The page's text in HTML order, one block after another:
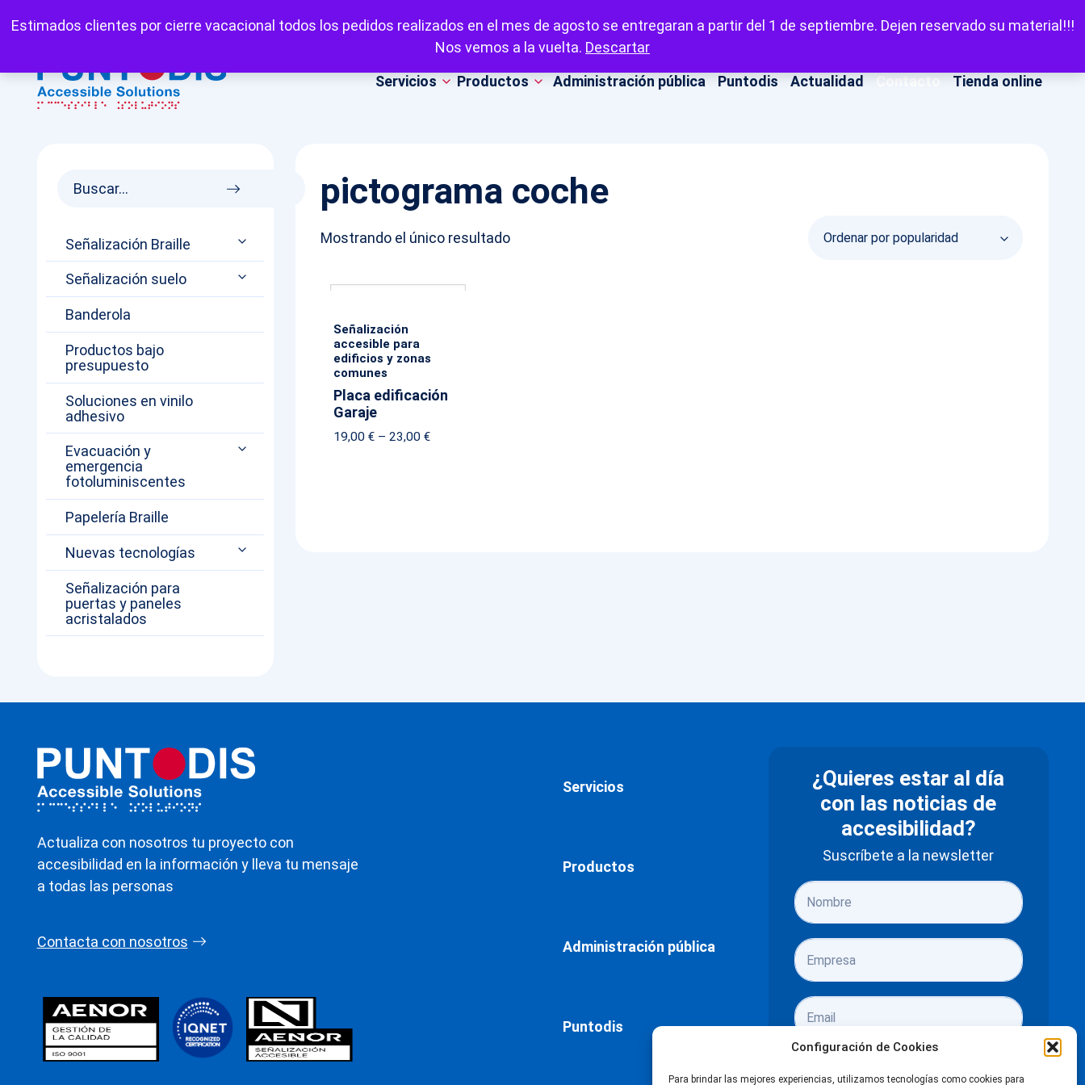
Configuración de Cookies
Para brindar las mejores experiencias, utilizamos tecnologías como cookies para
Estimados clientes por cierre vacacional todos los pedidos realizados en el mes de agosto se entregaran a partir del 1 de septiembre. Dejen reservado su material!!!
Nos vemos a la vuelta. Descartar
Mi cuenta Carrito Favoritos Escuchar
Servicios Productos Administración pública Puntodis Actualidad Contacto Tienda online
Señalización Braille
Señalización suelo
Banderola
Productos bajo
presupuesto
Soluciones en vinilo
adhesivo
Evacuación y
emergencia
fotoluminiscentes
Papelería Braille
Nuevas tecnologías
Señalización para
puertas y paneles
acristalados
pictograma coche
Mostrando el único resultado
Señalización
accesible para
edificios y zonas
comunes
Placa edificación
Garaje
19,00 € – 23,00 €Price
Actualiza con nosotros tu proyecto con
accesibilidad en la información y lleva tu mensaje
a todas las personas
Contacta con nosotros
Servicios
Productos
Administración pública
Puntodis
¿Quieres estar al día
con las noticias de
accesibilidad?
Suscríbete a la newsletter